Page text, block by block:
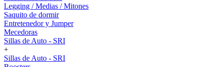
Legging / Medias / Mitones
Saquito de dormir
Entretenedor y Jumper
Mecedoras
Sillas de Auto - SRI
+
Sillas de Auto - SRI